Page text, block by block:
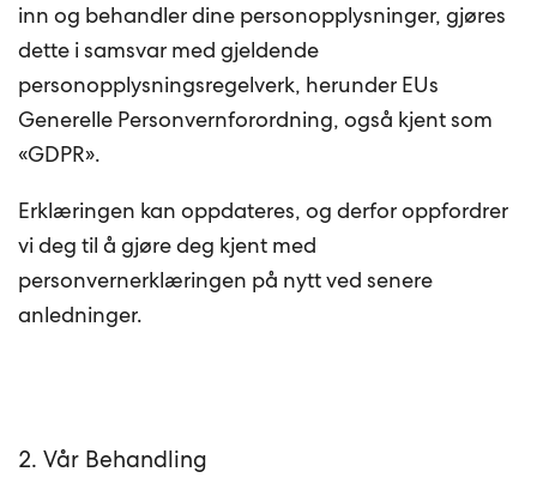
inn og behandler dine personopplysninger, gjøres
dette i samsvar med gjeldende
personopplysningsregelverk, herunder EUs
Generelle Personvernforordning, også kjent som
«GDPR».
Erklæringen kan oppdateres, og derfor oppfordrer
vi deg til å gjøre deg kjent med
personvernerklæringen på nytt ved senere
anledninger.
2. Vår Behandling